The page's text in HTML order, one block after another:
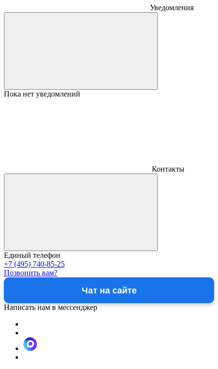
Уведомления
Пока нет уведомлений
Контакты
Единый телефон
+7 (495) 740-85-25
Позвонить вам?
Чат на сайте
Написать нам в мессенджер